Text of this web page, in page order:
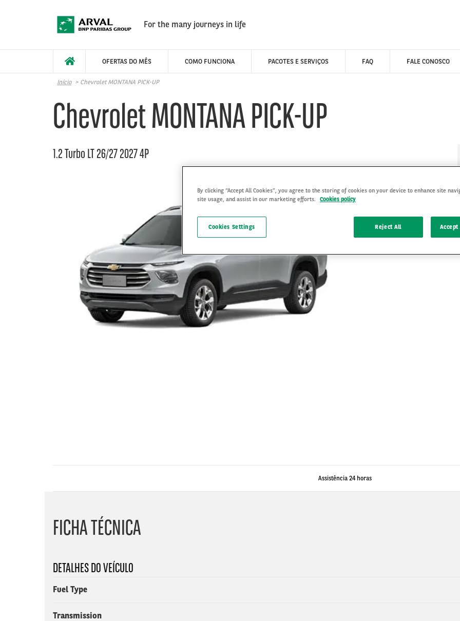
For the many journeys in life
OFERTAS DO MÊS COMO FUNCIONA PACOTES E SERVIÇOS FAQ FALE CONOSCO
Início Chevrolet MONTANA PICK-UP
Chevrolet MONTANA PICK-UP
1.2 Turbo LT 26/27 2027 4P
Assistência 24 horas
FICHA TÉCNICA
DETALHES DO VEÍCULO
Fuel Type
Transmission
By clicking “Accept All Cookies”, you agree to the storing of cookies on your device to enhance site
site usage, and assist in our marketing efforts.
Cookies policy
Cookies Settings Reject All Accept